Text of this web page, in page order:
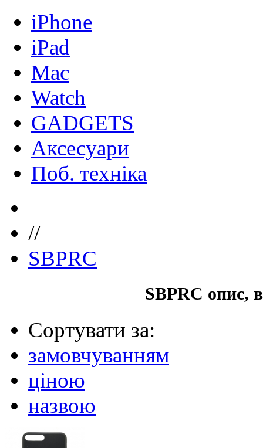
iPhone
iPad
Mac
Watch
GADGETS
Аксесуари
Поб. техніка
//
SBPRC
SBPRC опис,
Сортувати за:
замовчуванням
ціною
назвою